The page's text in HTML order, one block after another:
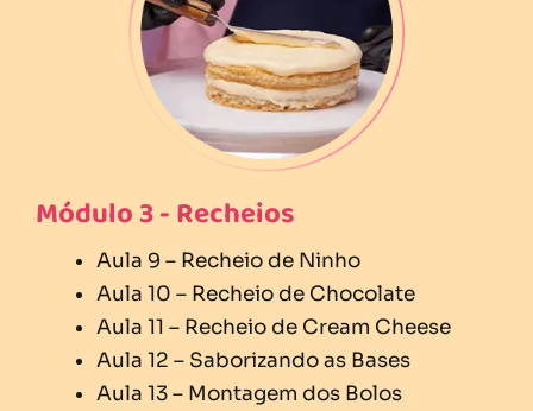
Módulo 3 - Recheios
Aula 9 – Recheio de Ninho
Aula 10 – Recheio de Chocolate
Aula 11 – Recheio de Cream Cheese
Aula 12 – Saborizando as Bases
Aula 13 – Montagem dos Bolos